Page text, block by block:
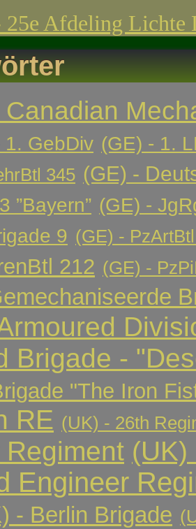
Afdeling Lichte
Canadian
1. GebDiv (GE) - 1.
345 (GE) -
”Bayern” (GE) -
9 (GE) -
212 (GE) -
Brigade -
"The Iron
RE (UK) - 26th
Engineer
- Berlin Brigade